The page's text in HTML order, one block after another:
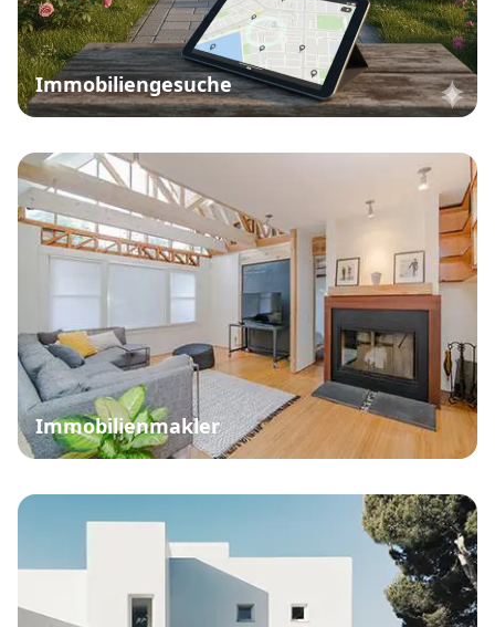
Immobiliengesuche
Immobilienmakler